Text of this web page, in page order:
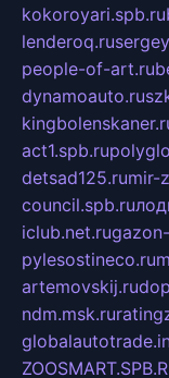
kokoroyari.spb.ru
lenderoq.ru
people-of-art.ru
dynamoauto.ru
act1.spb.ru
detsad125.rumir-
council.spb.ru
iclub.net.ru
pylesostineco.ru
artemovskij.ru
ndm.msk.ru